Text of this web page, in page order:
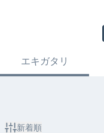
エキガタリ
新着順